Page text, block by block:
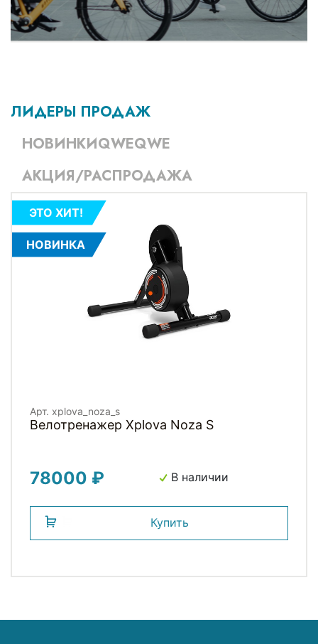
ЛИДЕРЫ ПРОДАЖ
НОВИНКИQWEQWE
АКЦИЯ/РАСПРОДАЖА
ЭТО ХИТ!
НОВИНКА
Арт. xplova_noza_s
Велотренажер Xplova Noza S
78000 ₽ В наличии
Купить